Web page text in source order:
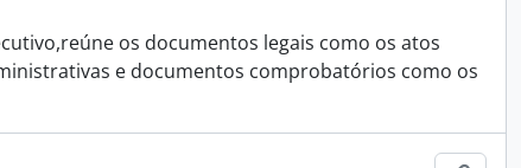
os documentos legais como os atos
e documentos comprobatórios como os